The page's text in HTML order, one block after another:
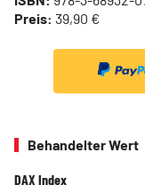
Preis: 39,90 €
Behandelter Wert
DAX Index